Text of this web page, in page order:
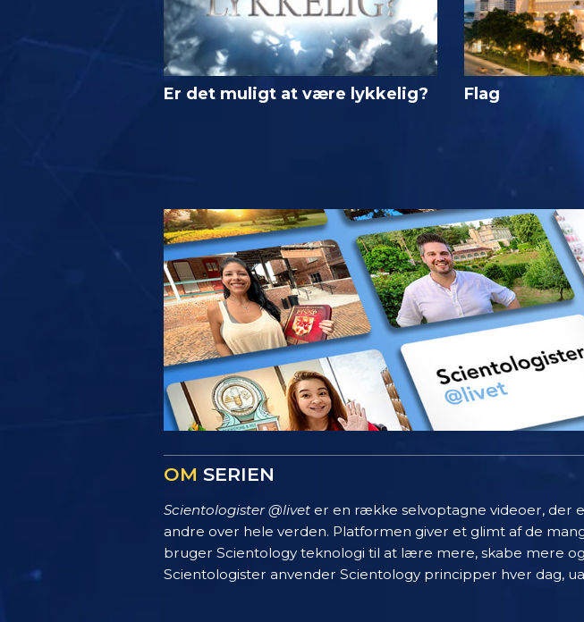
Er det muligt at være lykkelig? Flag
OM SERIEN
Scientologister @livet er en række selvoptagne videoer, der
andre over hele verden. Platformen giver et glimt af de
bruger Scientology teknologi til at lære mere, skabe mere
Scientologister anvender Scientology principper hver dag,